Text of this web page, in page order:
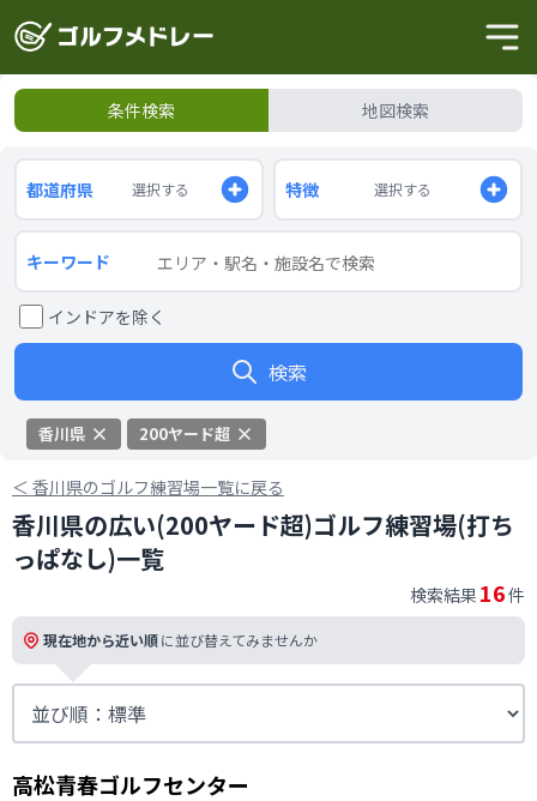
条件検索 地図検索
都道府県 選択する 特徴 選択する
キーワード
インドアを除く
検索
香川県 200ヤード超
＜ 香川県のゴルフ練習場一覧に戻る
香川県の広い(200ヤード超)ゴルフ練習場(打ち
っぱなし)一覧
検索結果 16件
現在地から近い順に並び替えてみませんか
高松青春ゴルフセンター